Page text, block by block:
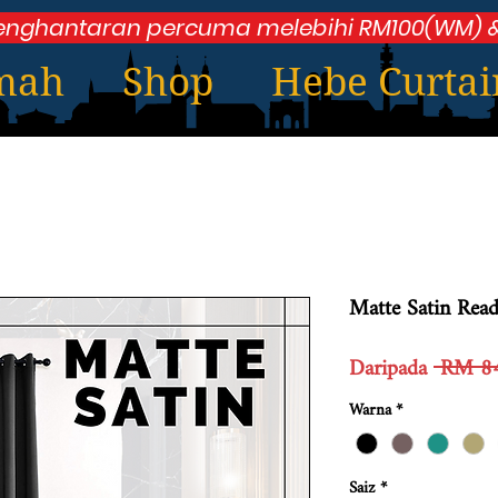
Shop Hebe
percuma melebihi RM100(WM) &
Matte Satin
Daripada RM
Warna*
Saiz*